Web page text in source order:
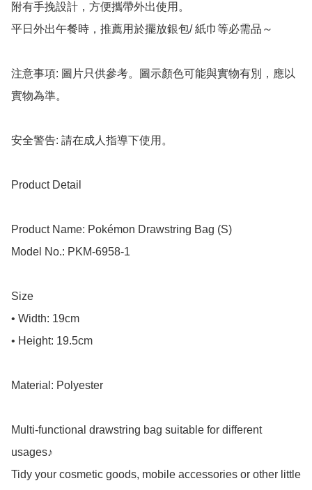
附有手挽設計，方便攜帶外出使用。
平日外出午餐時，推薦用於擺放銀包/ 紙巾等必需品～
注意事項: 圖片只供參考。圖示顏色可能與實物有別，應以
實物為準。
安全警告: 請在成人指導下使用。
Product Detail
Product Name: Pokémon Drawstring Bag (S)
Model No.: PKM-6958-1
Size
• Width: 19cm
• Height: 19.5cm
Material: Polyester
Multi-functional drawstring bag suitable for different
usages♪
Tidy your cosmetic goods, mobile accessories or other little